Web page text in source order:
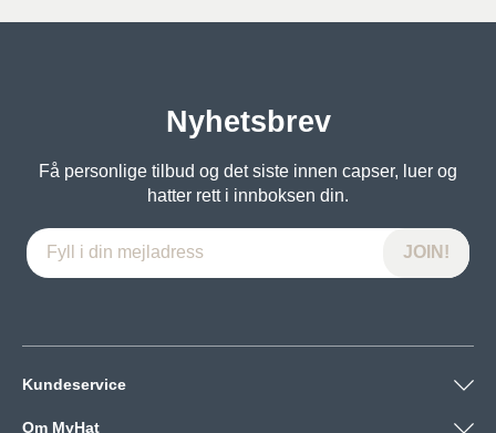
Nyhetsbrev
Få personlige tilbud og det siste innen capser, luer og
hatter rett i innboksen din.
Kundeservice
Om MyHat